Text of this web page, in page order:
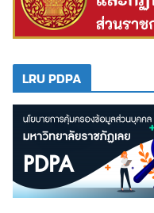
LRU PDPA